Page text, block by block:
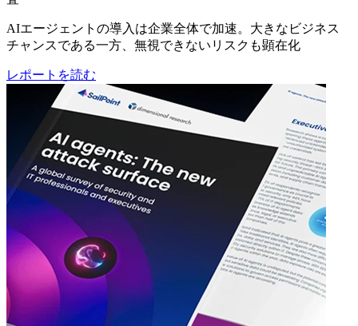
AIエージェントの導入は企業全体で加速。大きなビジネス
チャンスである一方、無視できないリスクも顕在化
レポートを読む